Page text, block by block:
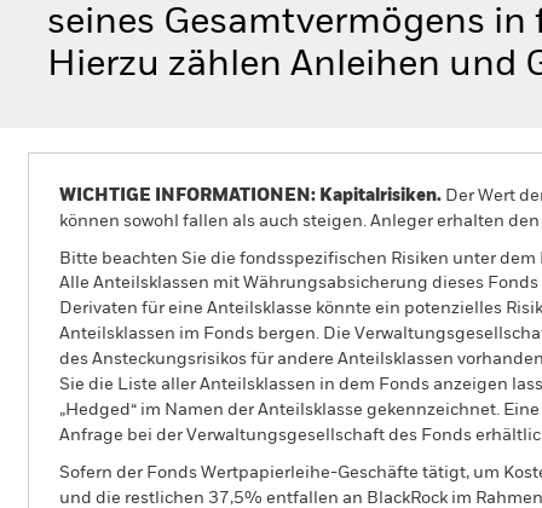
seines Gesamtvermögens
Hierzu zählen Anleihen und
WICHTIGE INFORMATIONEN: Kapitalrisiken. Der Wert
können sowohl fallen als auch steigen. Anleger erhalten
Bitte beachten Sie die fondsspezifischen Risiken unter dem
Alle Anteilsklassen mit Währungsabsicherung dieses
Derivaten für eine Anteilsklasse könnte ein potenzielles
Anteilsklassen im Fonds bergen. Die
des Ansteckungsrisikos für andere Anteilsklassen
Sie die Liste aller Anteilsklassen in dem Fonds anzeigen
„Hedged“ im Namen der Anteilsklasse gekennzeichnet.
Anfrage bei der Verwaltungsgesellschaft des Fonds
Sofern der Fonds Wertpapierleihe-Geschäfte tätigt, um
und die restlichen 37,5% entfallen an BlackRock im